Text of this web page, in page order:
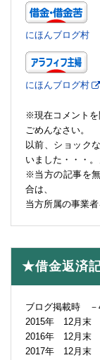
にほんブログ村
にほんブログ村
※現在コメントを
ごめんなさい。
以前、ショック
いました・・・
※当方の記事を
合は、
当方所属の事業
★借金返済記
ブログ掲載時 －
2015年 12月末
2016年 12月末
2017年 12月末